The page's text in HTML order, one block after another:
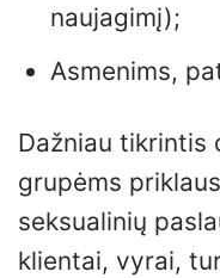
naujagimį);
Asmenims,
Dažniau tikrintis
grupėms
seksualinių
klientai, vyrai,